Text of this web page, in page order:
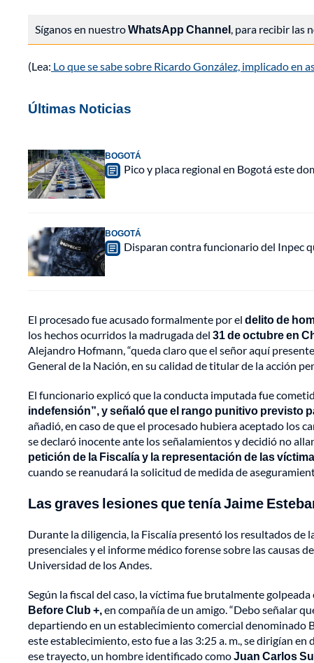
Síganos en nuestroWhatsApp Channel, para recibir las
(Lea: Lo que se sabe sobre Ricardo González, implicado en
Últimas Noticias
BOGOTÁ
Pico y placa regional en Bogotá este
BOGOTÁ
Disparan contra funcionario del Inpec
El procesado fue acusado formalmente por el delito de
los hechos ocurridos la madrugada del 31 de octubre en
Alejandro Hofmann, “queda claro que el señor aquí
General de la Nación, en su calidad de titular de la acción
El funcionario explicó que la conducta imputada fue
indefensión”, y señaló que el rango punitivo previsto
añadió, en caso de que el procesado hubiera aceptado los
se declaró inocente ante los señalamientos y decidió no
petición de la Fiscalía y la representación de las
cuando se reanudará la solicitud de medida de
Las graves lesiones que tenía Jaime
Durante la diligencia, la Fiscalía presentó los resultados de
presenciales y el informe médico forense sobre las causas
Universidad de los Andes.
Según la fiscal del caso, la víctima fue brutalmente golpeada
Before Club +,en compañía de un amigo. “Debo señalar
departiendo en un establecimiento comercial denominado
este establecimiento, esto fue a las 3:25 a. m., se dirigían
ese trayecto, un hombre identificado comoJuan Carlos